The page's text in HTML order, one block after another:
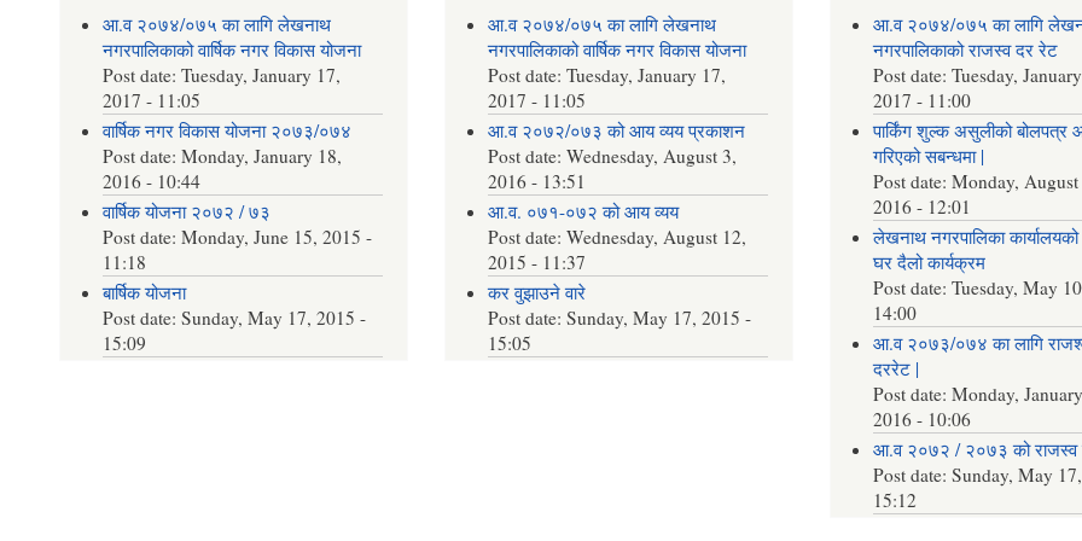
आ.व २०७४/०७५ का लागि लेखनाथ
नगरपालिकाको वार्षिक नगर विकास योजना
Post date: Tuesday, January 17,
2017 - 11:05
वार्षिक नगर विकास योजना २०७३/०७४
Post date: Monday, January 18,
2016 - 10:44
वार्षिक योजना २०७२ / ७३
Post date: Monday, June 15, 2015 -
11:18
बार्षिक योजना
Post date: Sunday, May 17, 2015 -
15:09
आ.व २०७४/०७५ का लागि लेखनाथ
नगरपालिकाको वार्षिक नगर विकास योजना
Post date:Tuesday, January 17,
2017 - 11:05
आ.व २०७२/०७३ को आय व्यय प्रकाशन
Post date:Wednesday, August 3,
2016 - 13:51
आ.व. ०७१-०७२ को आय व्यय
Post date:Wednesday, August 12,
2015 - 11:37
कर वुझाउने वारे
Post date:Sunday, May 17, 2015 -
15:05
आ.व २०७४/०७५ का लागि
नगरपालिकाको राजस्व दर रेट
Post date:Tuesday,
2017 - 11:00
पार्किंग शुल्क असुलीको बोलपत्र
गरिएको सबन्धमा |
Post date:Monday,
2016 - 12:01
लेखनाथ नगरपालिका
घर दैलो कार्यक्रम
Post date:Tuesday, May
14:00
आ.व २०७३/०७४ का लागि
दररेट |
Post date:Monday,
2016 - 10:06
आ.व २०७२ / २०७३ को राजस्व
Post date:Sunday, May
15:12